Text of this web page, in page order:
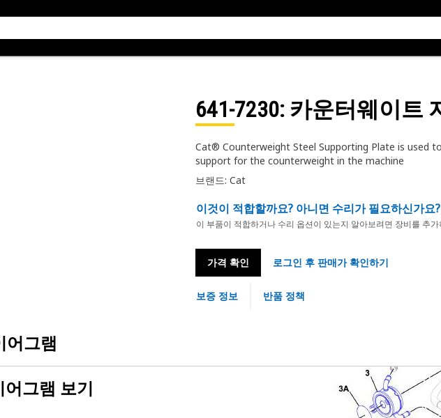
641-7230: 카운터웨이트
Cat® Counterweight Steel Supporting Plate is used
support for the counterweight in the machine
브랜드: Cat
이것이 적합할까요? 아니면 수리가 필요하신가요?
이 부품이 적합하거나 수리 옵션이 있는지 알아보려면 장비를 추가
가격 확인 로그인 후 판매가 확인하기
보증 정보 반품 정책
어그램
그램 보기